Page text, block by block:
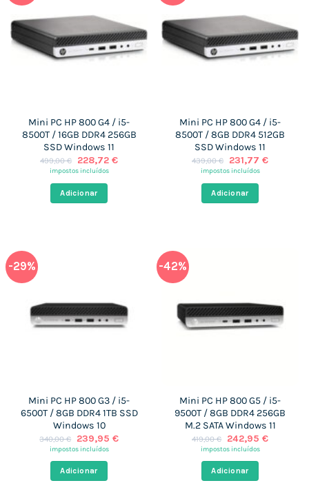
Mini PC HP 800 G4 / i5-
8500T / 16GB DDR4 256GB
SSD Windows 11
499,00€
O
preço
era:
499,00 €.
228,72 €O
impostos incluídos
Adicionar
Mini PC HP 800 G4 / i5-
8500T / 8GB DDR4 512GB
SSD Windows 11
439,00€
O
preço
era:
439,00 €.
231,77 €O
impostos incluídos
Adicionar
-29%
Mini PC HP 800 G3 / i5-
6500T / 8GB DDR4 1TB SSD
Windows 10
340,00€
O
preço
era:
340,00 €.
239,95 €O
impostos incluídos
Adicionar
-42%
Mini PC HP 800 G5 / i5-
9500T / 8GB DDR4 256GB
M.2 SATA Windows 11
419,00€
O
preço
era:
419,00 €.
242,95 €O
impostos incluídos
Adicionar